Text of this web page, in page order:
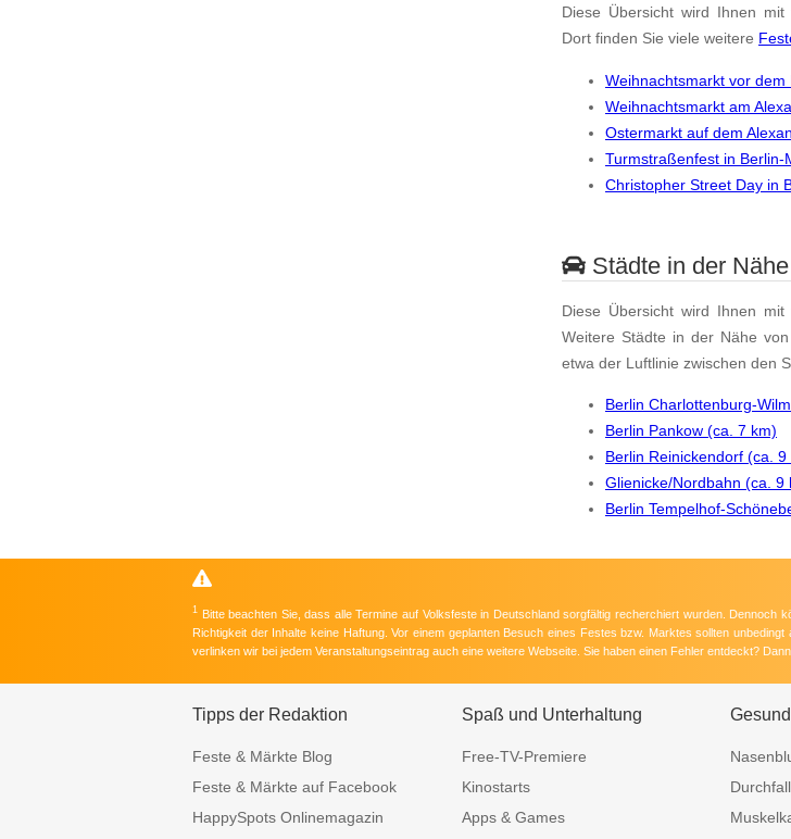
Diese Übersicht wird Ihnen
Dort finden Sie viele weitere
Weihnachtsmarkt vor
Weihnachtsmarkt am
Ostermarkt auf dem
Turmstraßenfest in Berlin-
Christopher Street Day in
Städte in der
Diese Übersicht wird Ihnen mit
Weitere Städte in der Nähe von
etwa der Luftlinie zwischen den
Berlin Charlottenburg-
Berlin Pankow (ca. 7 km)
Berlin Reinickendorf (ca. 9
Glienicke/Nordbahn (ca. 9
Berlin Tempelhof-
1 Bitte beachten Sie, dass alle Termine auf Volksfeste in Deutschland sorgfältig recherchiert wurden.
Richtigkeit der Inhalte keine Haftung. Vor einem geplanten Besuch eines Festes bzw. Marktes sollten
verlinken wir bei jedem Veranstaltungseintrag auch eine weitere Webseite. Sie haben einen Fehler entdeckt?
Tipps der Redaktion
Feste & Märkte Blog
Feste & Märkte auf Facebook
HappySpots Onlinemagazin
Spaß und Unterhaltung
Free-TV-Premiere
Kinostarts
Apps & Games
Durchfall